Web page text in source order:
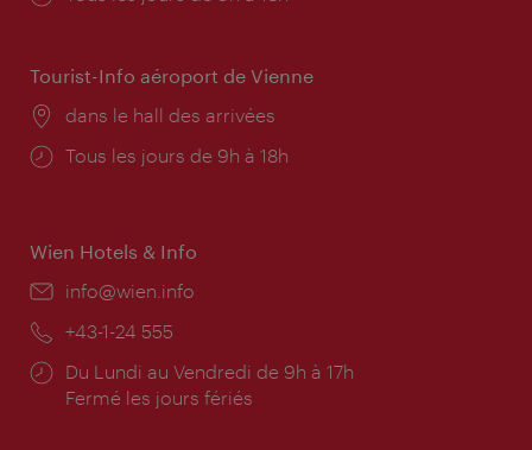
Tourist-Info aéroport de Vienne
Lieu:
dans le hall des arrivées
Horaires
Tous les jours de 9h à 18h
Wien Hotels & Info
E-
info@wien.info
Téléphone:
+43-1-24 555
Horaires
d'ouverture:
Du Lundi au Vendredi de 9h à 17h
Fermé les jours fériés